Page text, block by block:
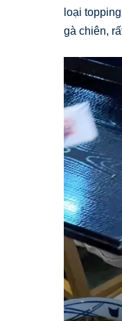
loại
gà chiên,